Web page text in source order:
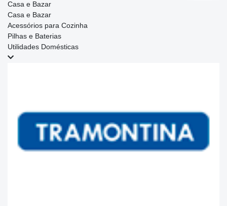
Casa e Bazar
Casa e Bazar
Acessórios para Cozinha
Pilhas e Baterias
Utilidades Domésticas